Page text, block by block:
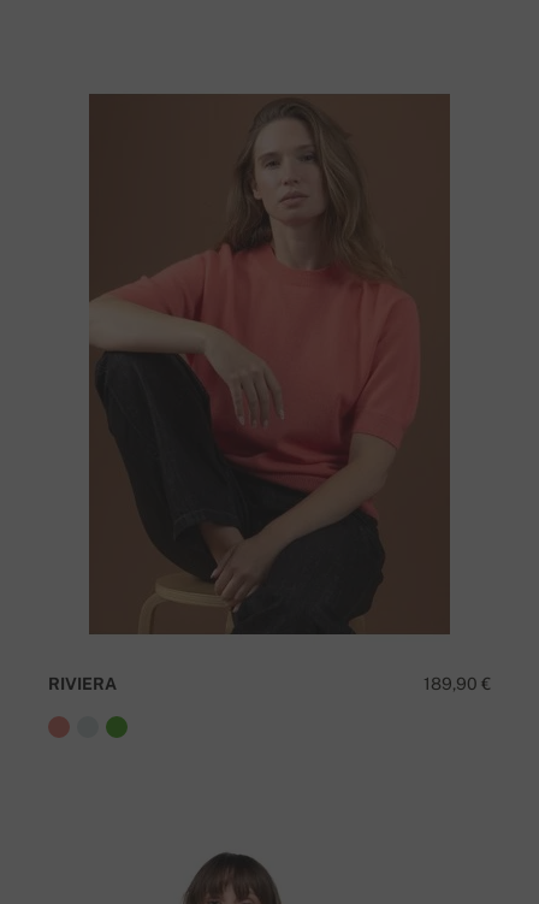
189,90 €
RIVIERA